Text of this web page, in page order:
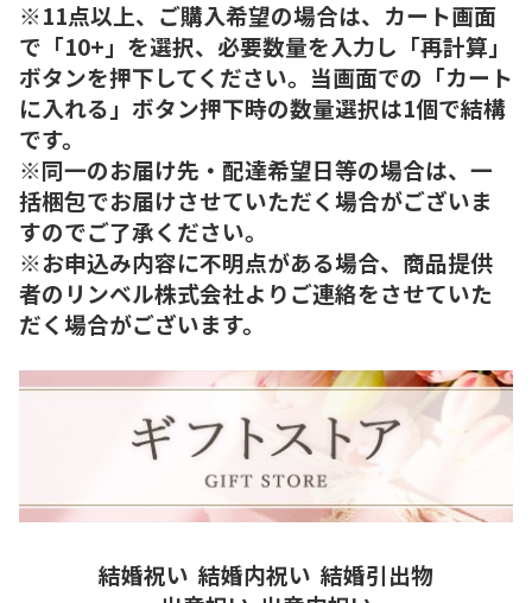
※11点以上、ご購入希望の場合は、カート画面
で「10+」を選択、必要数量を入力し「再計算」
ボタンを押下してください。当画面での「カート
に入れる」ボタン押下時の数量選択は1個で結構
です。
※同一のお届け先・配達希望日等の場合は、一
括梱包でお届けさせていただく場合がございま
すのでご了承ください。
※お申込み内容に不明点がある場合、商品提供
者のリンベル株式会社よりご連絡をさせていた
だく場合がございます。
結婚祝い 結婚内祝い 結婚引出物